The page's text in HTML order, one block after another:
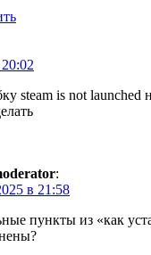
steam is not launched
:
в 21:58
пункты из «как